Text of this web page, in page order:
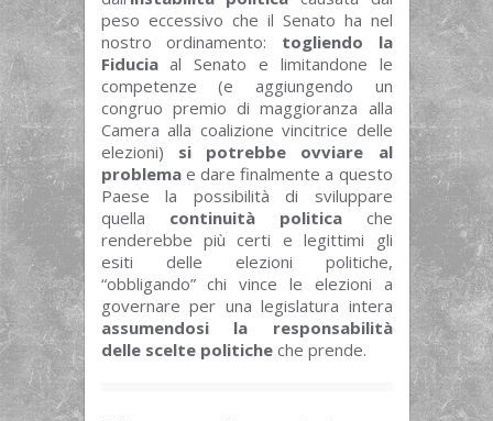
peso eccessivo che il Senato ha nel
nostro ordinamento: togliendo la
Fiduciaal Senato e limitandone le
competenze (e aggiungendo un
congruo premio di maggioranza alla
Camera alla coalizione vincitrice delle
elezioni) si potrebbe ovviare al
problemae dare finalmente a questo
Paese la possibilità di sviluppare
quella continuità politicache
renderebbe più certi e legittimi gli
esiti delle elezioni politiche,
“obbligando” chi vince le elezioni a
governare per una legislatura intera
assumendosi la responsabilità
delle scelte politicheche prende.